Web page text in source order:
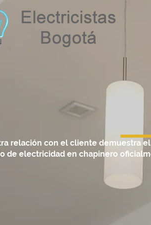
relación con el cliente demuestra
de electricidad en chapinero